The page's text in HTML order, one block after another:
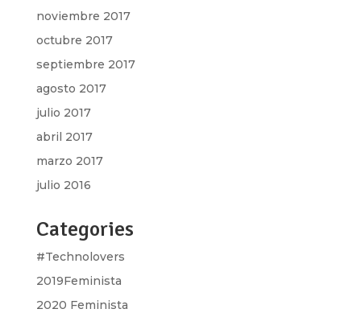
noviembre 2017
octubre 2017
septiembre 2017
agosto 2017
julio 2017
abril 2017
marzo 2017
julio 2016
Categories
#Technolovers
2019Feminista
2020 Feminista